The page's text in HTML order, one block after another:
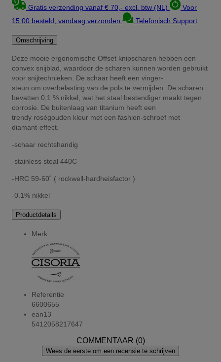
Gratis verzending vanaf € 70,- excl. btw (NL)
Voor
15:00 besteld, vandaag verzonden
Telefonisch Support
Omschrijving
Deze mooie ergonomische Offset knipscharen hebben een
convex snijblad, waardoor de scharen kunnen worden gebruikt
voor snijtechnieken. De schaar heeft een vinger-
steun om overbelasting van de pols te vermijden. De scharen
bevatten 0,1 % nikkel, wat het staal bestendiger maakt tegen
corrosie. De buitenlaag van titanium heeft een
trendy roségouden kleur met een fashion-schroef met
diamant-effect.
-schaar rechtshandig
-stainless steal 440C
-HRC 59-60˚ ( rockwell-hardheisfactor )
-0.1% nikkel
Productdetails
Merk
Referentie
6600655
ean13
5412058217647
COMMENTAAR (0)
Wees de eerste om een recensie te schrijven